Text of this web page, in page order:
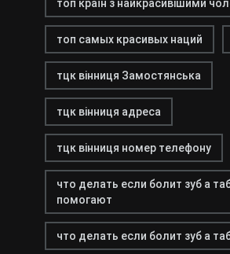
топ країн з найкрасивішими
топ самых красивых наций
тцк вінниця Замостянська
тцк вінниця адреса
тцк вінниця номер телефону
что делать если болит зуб а
помогают
что делать если болит зуб а